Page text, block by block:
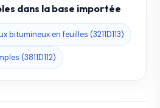
dans la base importée
bitumineux en feuilles (3211D113)
(3811D112)